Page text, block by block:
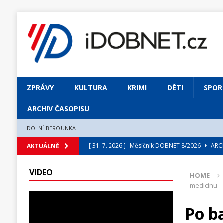
ZPRÁVY KULTURA KRIMI DĚTI
ARCHIV ČASOPISU
DOLNÍ BEROUNKA
AKTUÁLNĚ [ 31. 7. 2026 ] Měsíčník DOBNET 8/2026
[ 31. 7. 2026 ] Jednou Slavoj, vždycky Slavoj!
Výjimečný zážitek: mexické
HOME
medicínu
Po
VIDEO